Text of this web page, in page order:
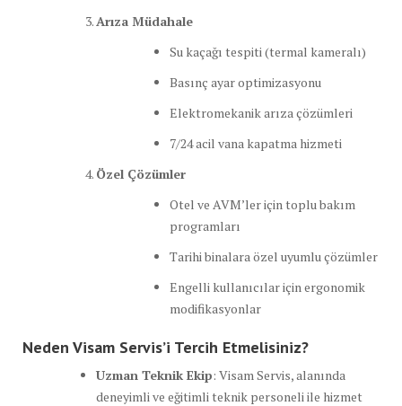
Arıza Müdahale
Su kaçağı tespiti (termal kameralı)
Basınç ayar optimizasyonu
Elektromekanik arıza çözümleri
7/24 acil vana kapatma hizmeti
Özel Çözümler
Otel ve AVM’ler için toplu bakım
programları
Tarihi binalara özel uyumlu çözümler
Engelli kullanıcılar için ergonomik
modifikasyonlar
Neden Visam Servis’i Tercih Etmelisiniz?
Uzman Teknik Ekip: Visam Servis, alanında
deneyimli ve eğitimli teknik personeli ile hizmet